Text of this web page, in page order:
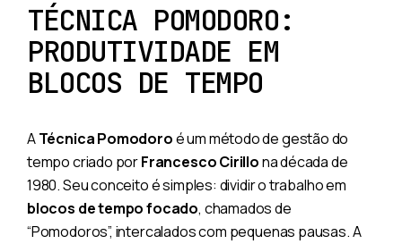
TÉCNICA POMODORO:
PRODUTIVIDADE EM
BLOCOS DE TEMPO
ATécnica Pomodoroé um método de gestão do
tempo criado porFrancesco Cirillona década de
1980. Seu conceito é simples: dividir o trabalho em
blocos de tempo focado, chamados de
“Pomodoros”, intercalados com pequenas pausas. A